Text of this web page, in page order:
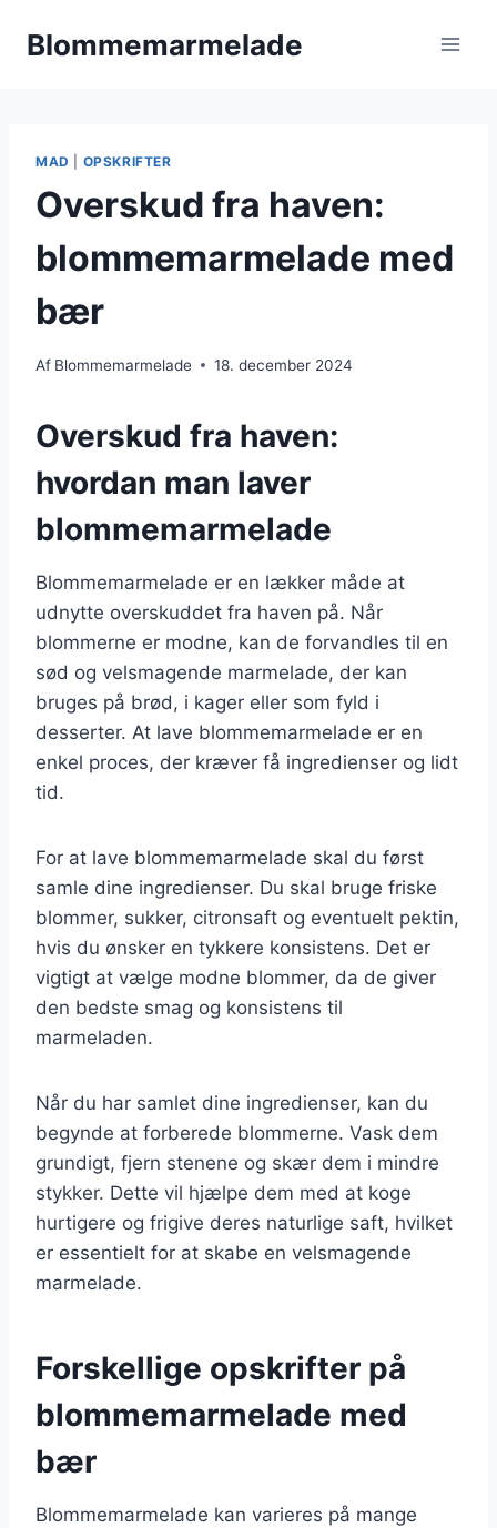
Blommemarmelade
MAD OPSKRIFTER
Overskud fra haven:
blommemarmelade med
bær
Af Blommemarmelade 18. december 2024
Overskud fra haven:
hvordan man laver
blommemarmelade
Blommemarmelade er en lækker måde at
udnytte overskuddet fra haven på. Når
blommerne er modne, kan de forvandles til en
sød og velsmagende marmelade, der kan
bruges på brød, i kager eller som fyld i
desserter. At lave blommemarmelade er en
enkel proces, der kræver få ingredienser og lidt
tid.
For at lave blommemarmelade skal du først
samle dine ingredienser. Du skal bruge friske
blommer, sukker, citronsaft og eventuelt pektin,
hvis du ønsker en tykkere konsistens. Det er
vigtigt at vælge modne blommer, da de giver
den bedste smag og konsistens til
marmeladen.
Når du har samlet dine ingredienser, kan du
begynde at forberede blommerne. Vask dem
grundigt, fjern stenene og skær dem i mindre
stykker. Dette vil hjælpe dem med at koge
hurtigere og frigive deres naturlige saft, hvilket
er essentielt for at skabe en velsmagende
marmelade.
Forskellige opskrifter på
blommemarmelade med
bær
Blommemarmelade kan varieres på mange